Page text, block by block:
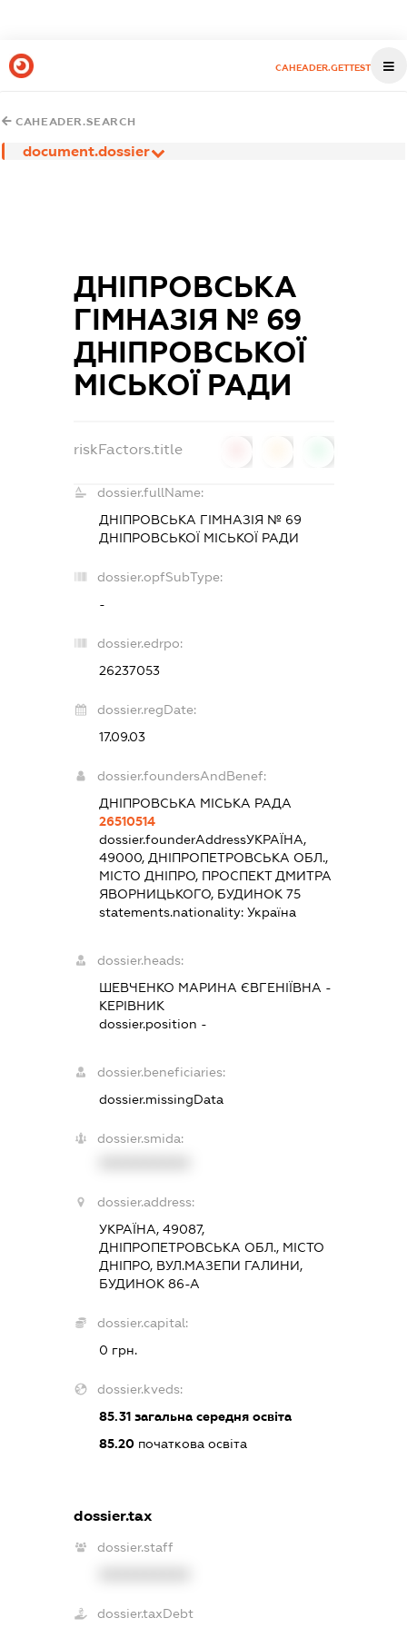
CAHEADER.GETTEST
CAHEADER.SEARCH
document.dossier
ДНІПРОВСЬКА
ГІМНАЗІЯ № 69
ДНІПРОВСЬКОЇ
МІСЬКОЇ РАДИ
riskFactors.title
dossier.fullName:
ДНІПРОВСЬКА ГІМНАЗІЯ № 69
ДНІПРОВСЬКОЇ МІСЬКОЇ РАДИ
dossier.opfSubType:
-
dossier.edrpo:
26237053
dossier.regDate:
17.09.03
dossier.foundersAndBenef:
ДНІПРОВСЬКА МІСЬКА РАДА
26510514
dossier.founderAddressУКРАЇНА,
49000, ДНІПРОПЕТРОВСЬКА ОБЛ.,
МІСТО ДНІПРО, ПРОСПЕКТ ДМИТРА
ЯВОРНИЦЬКОГО, БУДИНОК 75
statements.nationality: Україна
dossier.heads:
ШЕВЧЕНКО МАРИНА ЄВГЕНІЇВНА -
КЕРІВНИК
dossier.position -
dossier.beneficiaries:
dossier.missingData
dossier.smida:
dossier.address:
УКРАЇНА, 49087,
ДНІПРОПЕТРОВСЬКА ОБЛ., МІСТО
ДНІПРО, ВУЛ.МАЗЕПИ ГАЛИНИ,
БУДИНОК 86-А
dossier.capital:
0 грн.
dossier.kveds:
85.31загальна середня освіта
85.20початкова освіта
dossier.tax
dossier.staff
dossier.taxDebt